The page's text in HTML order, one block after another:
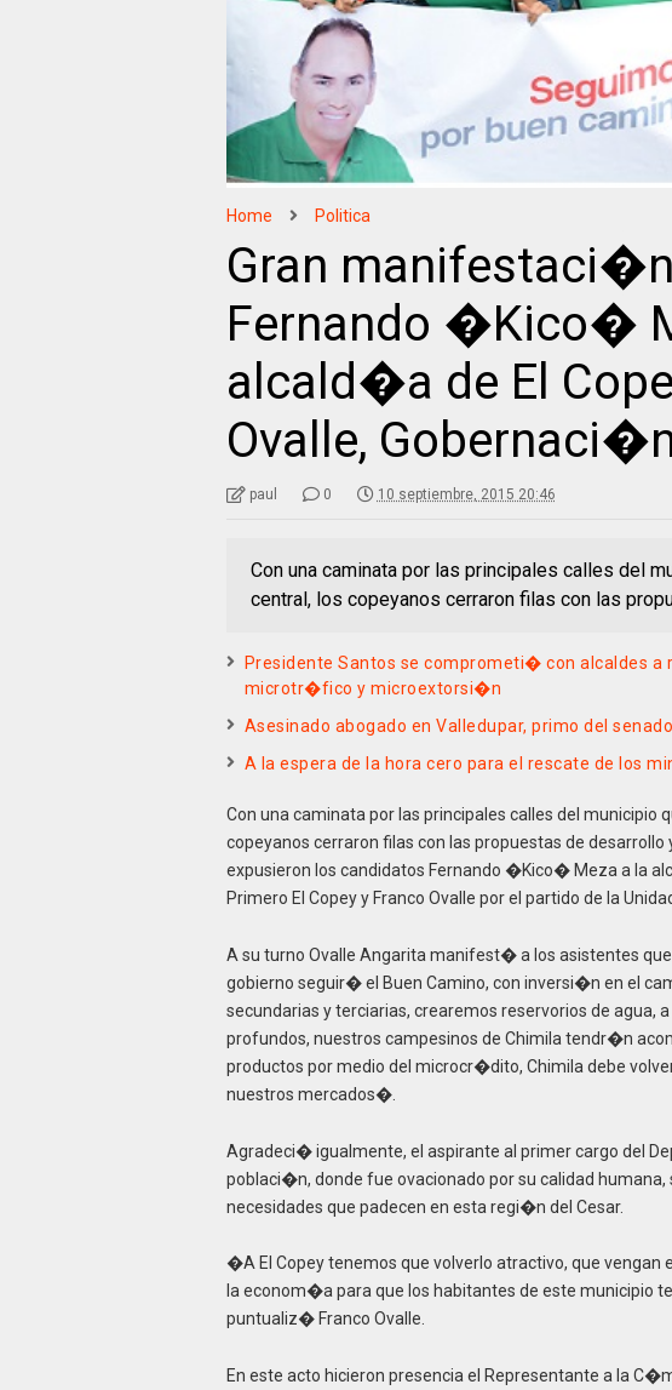
Home Politica
Gran
Fernando �Kico�
alcald�a de El
Ovalle,
paul 0 10 septiembre, 2015 20:46
Con una caminata por las principales calles del
central, los copeyanos cerraron filas con las
Presidente Santos se comprometi� con alcaldes a
microtr�fico y microextorsi�n
Asesinado abogado en Valledupar, primo del
A la espera de la hora cero para el rescate de los
Con una caminata por las principales calles del municipio
copeyanos cerraron filas con las propuestas de
expusieron los candidatos Fernando �Kico� Meza a la
Primero El Copey y Franco Ovalle por el partido de la
A su turno Ovalle Angarita manifest� a los asistentes
gobierno seguir� el Buen Camino, con inversi�n en el
secundarias y terciarias, crearemos reservorios de
profundos, nuestros campesinos de Chimila tendr�n
productos por medio del microcr�dito, Chimila debe
nuestros mercados�.
Agradeci� igualmente, el aspirante al primer cargo del
poblaci�n, donde fue ovacionado por su calidad
necesidades que padecen en esta regi�n del Cesar.
�A El Copey tenemos que volverlo atractivo, que
la econom�a para que los habitantes de este municipio
puntualiz� Franco Ovalle.
En este acto hicieron presencia el Representante a la